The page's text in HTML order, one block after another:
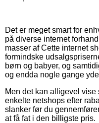
Det er meget smart for
på diverse internet
masser af Cette internet
formindske
børn og babyer, og
og endda nogle gange
Men det kan alligevel
enkelte netshops efter
slanker før du
at få fat i den billigste pris.